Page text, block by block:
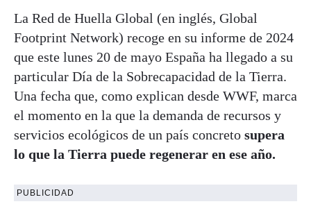
La Red de Huella Global (en inglés, Global
Footprint Network) recoge en su informe de 2024
que este lunes 20 de mayo España ha llegado a su
particular Día de la Sobrecapacidad de la Tierra.
Una fecha que, como explican desde WWF, marca
el momento en la que la demanda de recursos y
servicios ecológicos de un país concreto supera
lo que la Tierra puede regenerar en ese año.
PUBLICIDAD